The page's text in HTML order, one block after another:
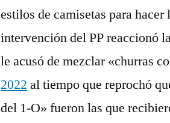
estilos de camisetas para
intervención del PP reaccionó
le acusó de mezclar «churras
2022 al tiempo que reprochó
del 1-O» fueron las que